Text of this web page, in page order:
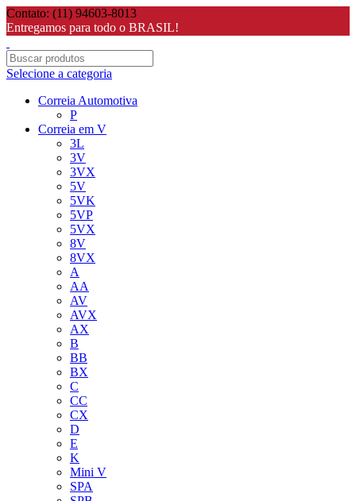
Contato: (11) 94603-8013
Entregamos para todo o BRASIL!
Selecione a categoria
Correia Automotiva
P
Correia em V
3L
3V
3VX
5V
5VK
5VP
5VX
8V
8VX
A
AA
AV
AVX
AX
B
BB
BX
C
CC
CX
D
E
K
Mini V
SPA